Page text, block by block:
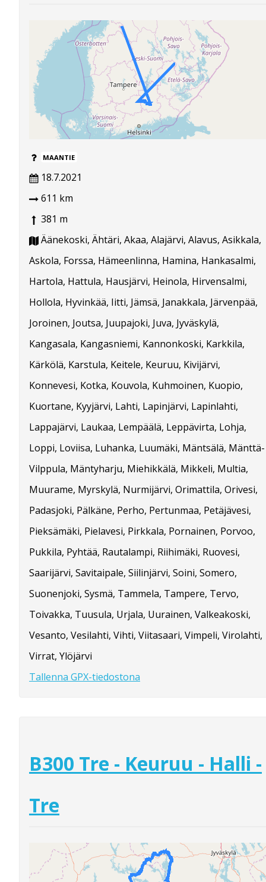
MAANTIE
18.7.2021
611 km
381 m
Äänekoski, Ähtäri, Akaa, Alajärvi, Alavus, Asikkala,
Askola, Forssa, Hämeenlinna, Hamina, Hankasalmi,
Hartola, Hattula, Hausjärvi, Heinola, Hirvensalmi,
Hollola, Hyvinkää, Iitti, Jämsä, Janakkala, Järvenpää,
Joroinen, Joutsa, Juupajoki, Juva, Jyväskylä,
Kangasala, Kangasniemi, Kannonkoski, Karkkila,
Kärkölä, Karstula, Keitele, Keuruu, Kivijärvi,
Konnevesi, Kotka, Kouvola, Kuhmoinen, Kuopio,
Kuortane, Kyyjärvi, Lahti, Lapinjärvi, Lapinlahti,
Lappajärvi, Laukaa, Lempäälä, Leppävirta, Lohja,
Loppi, Loviisa, Luhanka, Luumäki, Mäntsälä, Mänttä-
Vilppula, Mäntyharju, Miehikkälä, Mikkeli, Multia,
Muurame, Myrskylä, Nurmijärvi, Orimattila, Orivesi,
Padasjoki, Pälkäne, Perho, Pertunmaa, Petäjävesi,
Pieksämäki, Pielavesi, Pirkkala, Pornainen, Porvoo,
Pukkila, Pyhtää, Rautalampi, Riihimäki, Ruovesi,
Saarijärvi, Savitaipale, Siilinjärvi, Soini, Somero,
Suonenjoki, Sysmä, Tammela, Tampere, Tervo,
Toivakka, Tuusula, Urjala, Uurainen, Valkeakoski,
Vesanto, Vesilahti, Vihti, Viitasaari, Vimpeli, Virolahti,
Virrat, Ylöjärvi
Tallenna GPX-tiedostona
B300 Tre - Keuruu - Halli -
Tre